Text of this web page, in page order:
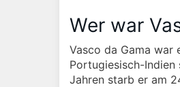
Wer war
Vasco da Gama war
Portugiesisch-
Jahren starb er am